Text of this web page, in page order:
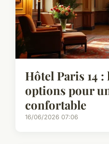
Hôtel Paris 14
options pour
confortable
16/06/2026 07:06